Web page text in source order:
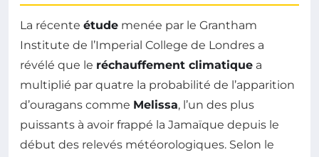
La récente étude menée par le Grantham
Institute de l’Imperial College de Londres a
révélé que le réchauffement climatique a
multiplié par quatre la probabilité de l’apparition
d’ouragans comme Melissa, l’un des plus
puissants à avoir frappé la Jamaïque depuis le
début des relevés météorologiques. Selon le